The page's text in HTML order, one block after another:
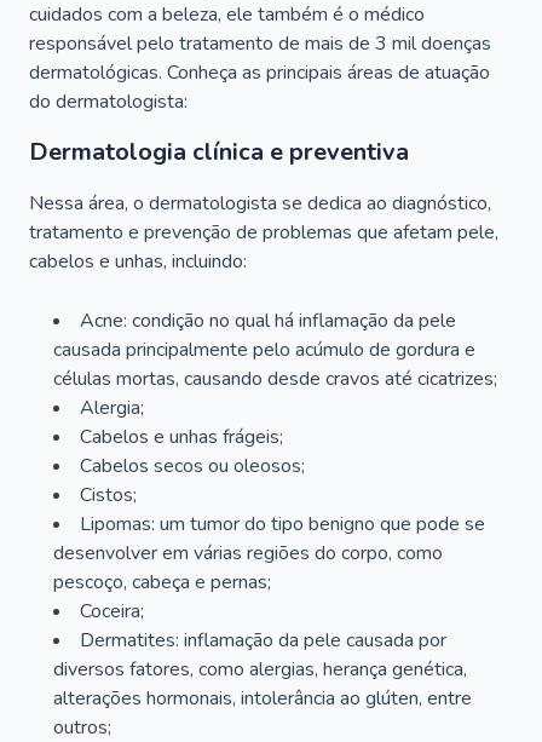
cuidados com a beleza, ele também é o médico
responsável pelo tratamento de mais de 3 mil doenças
dermatológicas. Conheça as principais áreas de atuação
do dermatologista:
Dermatologia clínica e preventiva
Nessa área, o dermatologista se dedica ao diagnóstico,
tratamento e prevenção de problemas que afetam pele,
cabelos e unhas, incluindo:
Acne: condição no qual há inflamação da pele
causada principalmente pelo acúmulo de gordura e
células mortas, causando desde cravos até cicatrizes;
Alergia;
Cabelos e unhas frágeis;
Cabelos secos ou oleosos;
Cistos;
Lipomas: um tumor do tipo benigno que pode se
desenvolver em várias regiões do corpo, como
pescoço, cabeça e pernas;
Coceira;
Dermatites: inflamação da pele causada por
diversos fatores, como alergias, herança genética,
alterações hormonais, intolerância ao glúten, entre
outros;